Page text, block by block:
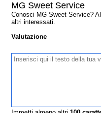
MG Sweet Service
Conosci MG Sweet Service?
altri interessati.
Valutazione